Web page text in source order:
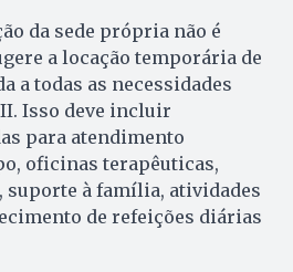
da sede própria não é
a locação temporária de
a todas as necessidades
Isso deve incluir
para atendimento
oficinas terapêuticas,
à família, atividades
de refeições diárias